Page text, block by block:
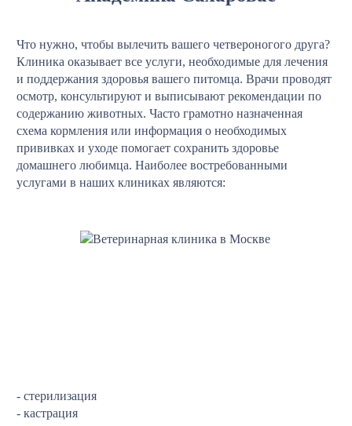
Что нужно, чтобы вылечить вашего четвероногого друга?
Клиника оказывает все услуги, необходимые для лечения
и поддержания здоровья вашего питомца. Врачи проводят
осмотр, консультируют и выписывают рекомендации по
содержанию животных. Часто грамотно назначенная
схема кормления или информация о необходимых
прививках и уходе помогает сохранить здоровье
домашнего любимца. Наиболее востребованными
услугами в наших клиниках являются:
- стерилизация
- кастрация